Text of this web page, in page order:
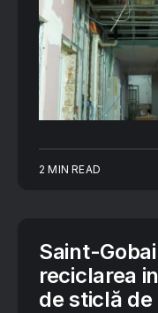
2 MIN READ
Saint-
reciclarea
de sticlă de